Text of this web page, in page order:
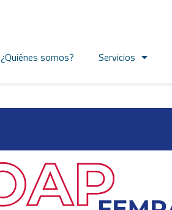
¿Quiénes somos? Servicios